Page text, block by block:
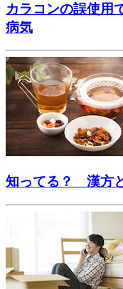
カラコンの誤使
病気
知ってる？ 漢方